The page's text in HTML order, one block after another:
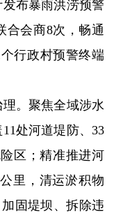
布暴雨洪涝预警
合会商8次，畅通
行政村预警终端
。聚焦全域涉水
处河道堤防、33
区；精准推进河
里，清运淤积物
固堤坝、拆除违